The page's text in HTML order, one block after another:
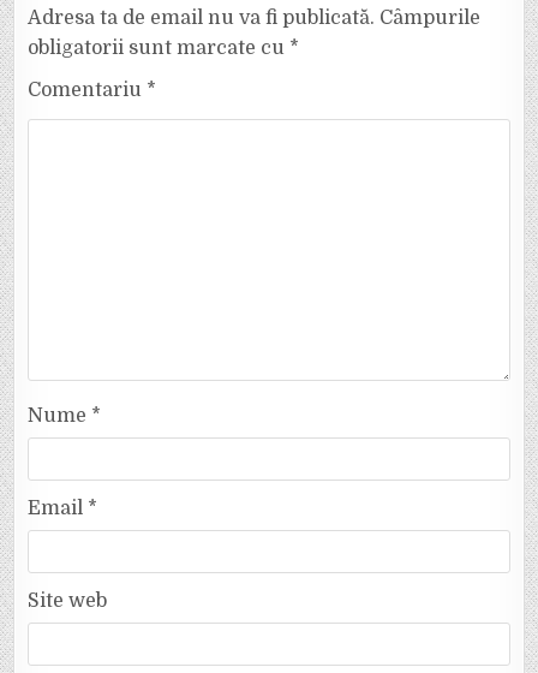
Adresa ta de email nu va fi publicată. Câmpurile
obligatorii sunt marcate cu *
Comentariu *
Nume *
Email *
Site web